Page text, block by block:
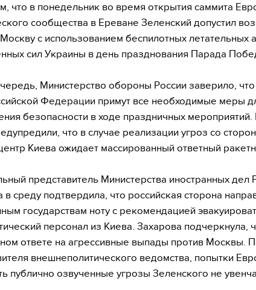
что в понедельник во время открытия саммита
сообщества в Ереване Зеленский допустил
с использованием беспилотных летательных
сил Украины в день празднования Парада
Министерство обороны России заверило,
Федерации примут все необходимые меры
безопасности в ходе праздничных
что в случае реализации угроз со
Киева ожидает массированный ответный
представитель Министерства иностранных дел
в среду подтвердила, что российская сторона
государствам ноту с рекомендацией
персонал из Киева. Захарова подчеркнула,
ответе на агрессивные выпады против Москвы.
внешнеполитического ведомства, попытки
публично озвученные угрозы Зеленского не